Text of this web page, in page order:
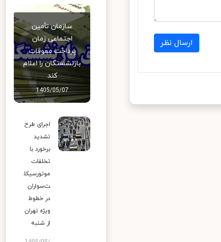
ارسال نظر
سازمان تأمین
اجتماعی زمان
پرداخت معوقات
بازنشستگان را اعلام
کند
1405/05/07
اجرای طرح
تشدید
برخورد با
تخلفات
موتورسیکل
ت‌سواران
در خطوط
ویژه تهران
از شنبه